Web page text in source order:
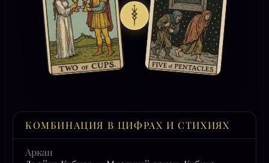
КОМБИНАЦИЯ В ЦИФРАХ И СТИХИЯХ
Аркан